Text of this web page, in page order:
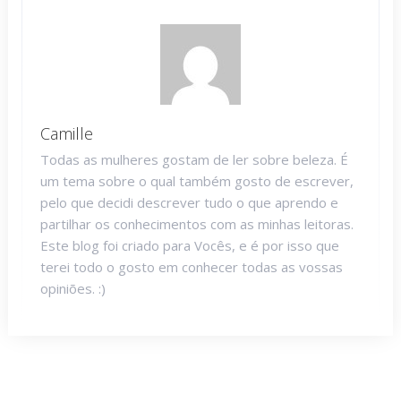
Camille
Todas as mulheres gostam de ler sobre beleza. É
um tema sobre o qual também gosto de escrever,
pelo que decidi descrever tudo o que aprendo e
partilhar os conhecimentos com as minhas leitoras.
Este blog foi criado para Vocês, e é por isso que
terei todo o gosto em conhecer todas as vossas
opiniões. :)